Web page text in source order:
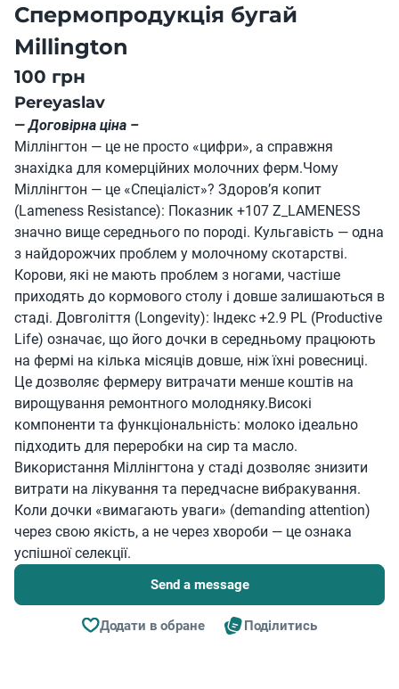
Спермопродукція бугай
Millington
100 грн
Pereyaslav
— Договірна ціна –
Міллінгтон — це не просто «цифри», а справжня
знахідка для комерційних молочних ферм.Чому
Міллінгтон — це «Спеціаліст»? Здоров’я копит
(Lameness Resistance): Показник +107 Z_LAMENESS
значно вище середнього по породі. Кульгавість — одна
з найдорожчих проблем у молочному скотарстві.
Корови, які не мають проблем з ногами, частіше
приходять до кормового столу і довше залишаються в
стаді. Довголіття (Longevity): Індекс +2.9 PL (Productive
Life) означає, що його дочки в середньому працюють
на фермі на кілька місяців довше, ніж їхні ровесниці.
Це дозволяє фермеру витрачати менше коштів на
вирощування ремонтного молодняку.Високі
компоненти та функціональність: молоко ідеально
підходить для переробки на сир та масло.
Використання Міллінгтона у стаді дозволяє знизити
витрати на лікування та передчасне вибракування.
Коли дочки «вимагають уваги» (demanding attention)
через свою якість, а не через хвороби — це ознака
успішної селекції.
Send a message
Додати в обране Поділитись